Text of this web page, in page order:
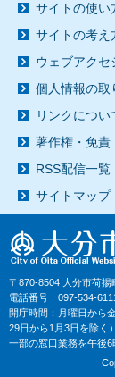
サイトの使い
サイトの考え
ウェブアクセ
個人情報の取
リンクについ
著作権・免責
RSS配信一覧
サイトマップ
〒870-8504 大分市荷揚
電話番号 097-534-
開庁時間：月曜日から
29日から1月3日を除く）
一部の窓口業務を午後6